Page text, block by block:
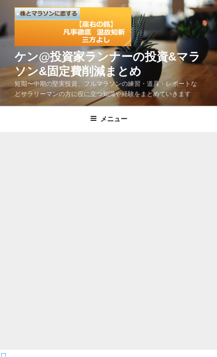
テ
ン
ス
キ
ケン@投資家ランナーの投資&マラ
ソン&固定費削減まとめ
短期〜中期の堅実投資、フルマラソンの練習・道具・レポートな
どサラリーマンの方に役に立つ知識や経験をまとめていきます
メニュー